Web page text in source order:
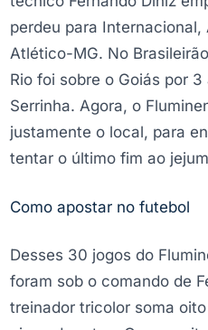
perdeu para
Atlético-MG. No
Rio foi sobre o Goiás por
Serrinha. Agora, o
justamente o local, para
tentar o último fim ao
Como apostar no futebol
Desses 30 jogos do
foram sob o comando de
treinador tricolor soma